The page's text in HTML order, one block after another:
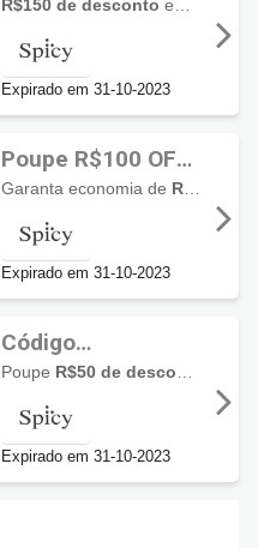
R$150 de desconto em compras a partir de R$999,00.
Expirado em 31-10-2023
Poupe R$100 OFF
usando cupom
Spicy
Garanta economia de R$100 de desconto
Expirado em 31-10-2023
Código
promocional Spicy
com R$50 OFF
Poupe R$50 de desconto
Expirado em 31-10-2023